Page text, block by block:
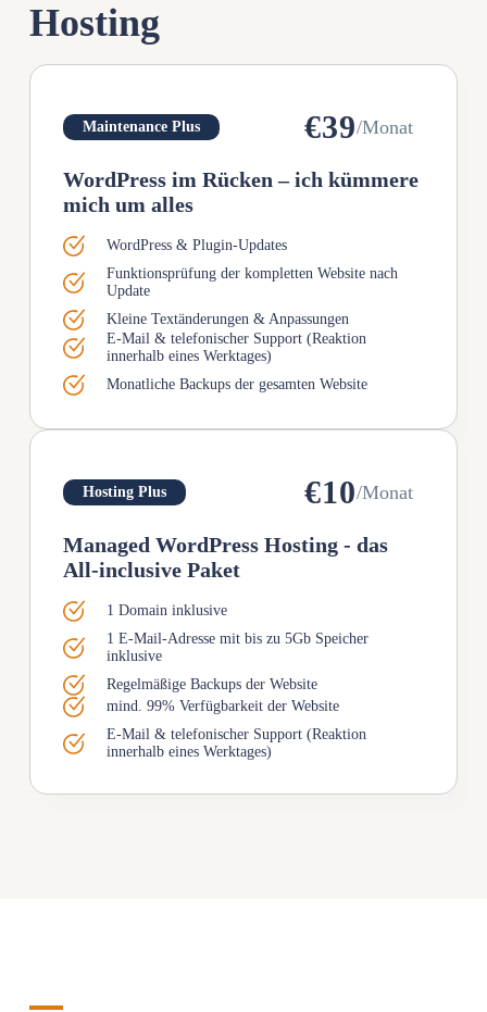
Hosting
Maintenance Plus €39/Monat
WordPress im Rücken – ich kümmere
mich um alles
WordPress & Plugin-Updates
Funktionsprüfung der kompletten Website nach
Update
Kleine Textänderungen & Anpassungen
E-Mail & telefonischer Support (Reaktion
innerhalb eines Werktages)
Monatliche Backups der gesamten Website
Hosting Plus €10/Monat
Managed WordPress Hosting - das
All-inclusive Paket
1 Domain inklusive
1 E-Mail-Adresse mit bis zu 5Gb Speicher
inklusive
Regelmäßige Backups der Website
mind. 99% Verfügbarkeit der Website
E-Mail & telefonischer Support (Reaktion
innerhalb eines Werktages)